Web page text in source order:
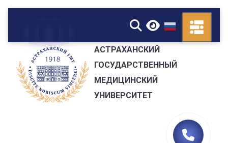
▼
АСТРАХАНСКИЙ
ГОСУДАРСТВЕННЫЙ
МЕДИЦИНСКИЙ
УНИВЕРСИТЕТ